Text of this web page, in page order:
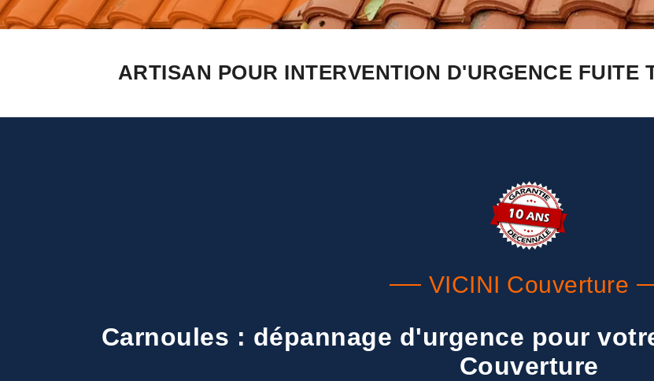
ARTISAN POUR INTERVENTION D'URGENCE FUITE
VICINI Couverture
Carnoules : dépannage d'urgence pour
Couverture